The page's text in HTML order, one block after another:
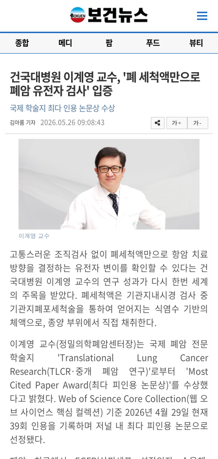
종합 메디 팜 푸드 뷰티
건국대병원 이계영 교수, '폐 세척액만으로
폐암 유전자 검사' 입증
국제 학술지 최다 인용 논문상 수상
김아름 기자 2026.05.26 09:08:43 가 + 가 -
이계영 교수
고통스러운 조직검사 없이 폐세척액만으로 항암 치료
방향을 결정하는 유전자 변이를 확인할 수 있다는 건
국대병원 이계영 교수의 연구 성과가 다시 한번 세계
의 주목을 받았다. 폐세척액은 기관지내시경 검사 중
기관지폐포세척술을 통하여 얻어지는 식염수 기반의
체액으로, 종양 부위에서 직접 채취한다.
이계영 교수(정밀의학폐암센터장)는 국제 폐암 전문
학술지 'Translational Lung Cancer
Research(TLCR·중개 폐암 연구)'로부터 'Most
Cited Paper Award(최다 피인용 논문상)'를 수상했
다고 밝혔다. Web of Science Core Collection(웹 오
브 사이언스 핵심 컬렉션) 기준 2026년 4월 29일 현재
39회 인용을 기록하며 저널 내 최다 피인용 논문으로
선정됐다.